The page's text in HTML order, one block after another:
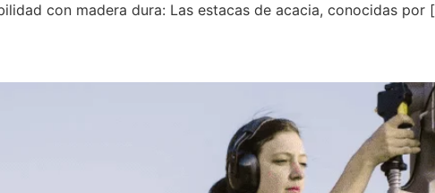
con madera dura: Las estacas de acacia, conocidas por